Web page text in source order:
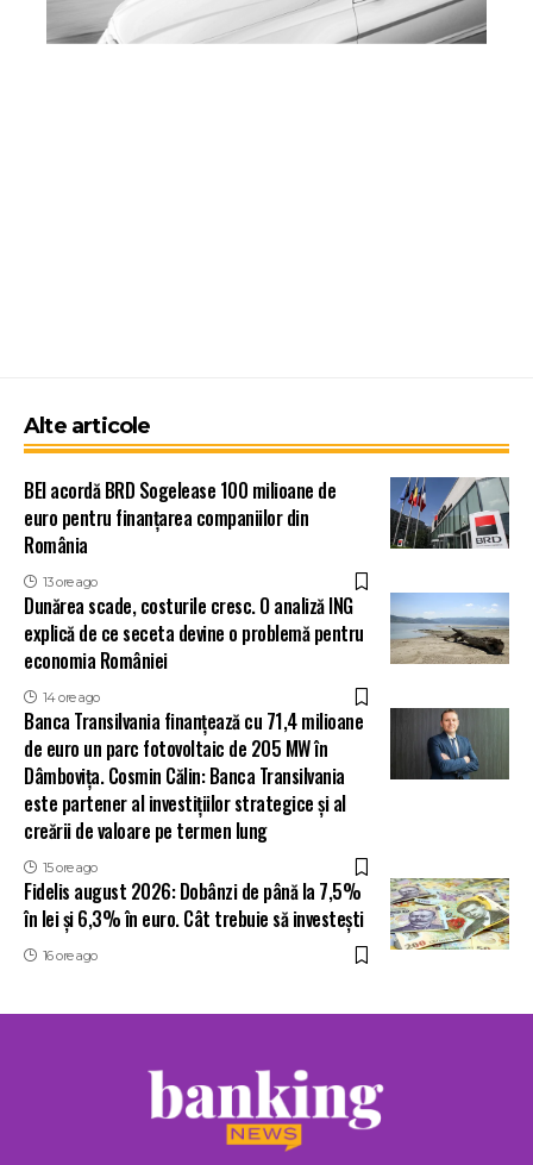
Alte articole
BEI acordă BRD Sogelease 100 milioane de
euro pentru finanțarea companiilor din
România
13 ore ago
Dunărea scade, costurile cresc. O analiză ING
explică de ce seceta devine o problemă pentru
economia României
14 ore ago
Banca Transilvania finanțează cu 71,4 milioane
de euro un parc fotovoltaic de 205 MW în
Dâmbovița. Cosmin Călin: Banca Transilvania
este partener al investițiilor strategice și al
creării de valoare pe termen lung
15 ore ago
Fidelis august 2026: Dobânzi de până la 7,5%
în lei și 6,3% în euro. Cât trebuie să investești
16 ore ago